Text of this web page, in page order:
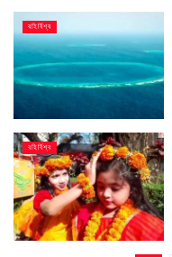
বহির্বিশ্ব
বহির্বিশ্ব